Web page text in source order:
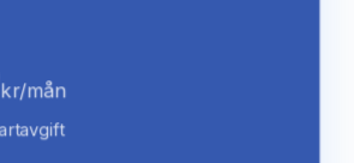
kr/mån